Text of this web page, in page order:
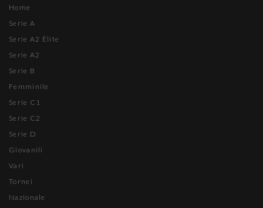
Home
Serie A
Serie A2 Élite
Serie A2
Serie B
Femminile
Serie C1
Serie C2
Serie D
Giovanili
Vari
Tornei
Nazionale